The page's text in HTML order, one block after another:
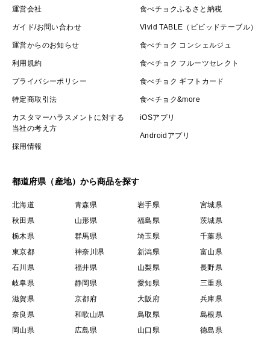
運営会社
ガイド/お問い合わせ
運営からのお知らせ
利用規約
プライバシーポリシー
特定商取引法
カスタマーハラスメントに対する
当社の考え方
採用情報
食べチョクふるさと納税
Vivid TABLE（ビビッドテーブル）
食べチョク コンシェルジュ
食べチョク フルーツセレクト
食べチョク ギフトカード
食べチョク&more
iOSアプリ
Androidアプリ
都道府県（産地）から商品を探す
北海道 青森県 岩手県
宮城県
秋田県
山形県 福島県
茨城県
栃木県
群馬県 埼玉県
千葉県
東京都
神奈川県 新潟県
富山県
石川県
福井県 山梨県
長野県
岐阜県
静岡県 愛知県
三重県
滋賀県
京都府 大阪府
兵庫県
奈良県
和歌山県 鳥取県
島根県
岡山県
広島県 山口県 徳島県